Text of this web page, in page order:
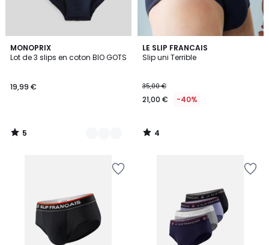
MONOPRIX
Lot de 3 slips en coton BIO GOTS
19,99 €
5
/
3
Couleurs
5
/
LE SLIP FRANCAIS
Slip uni Terrible
35,00 €
21,00 € -40%
4
/
4
/